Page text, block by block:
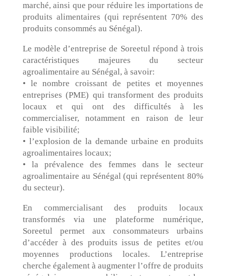
marché, ainsi que pour réduire les importations de
produits alimentaires (qui représentent 70% des
produits consommés au Sénégal).
Le modèle d’entreprise de Soreetul répond à trois
caractéristiques majeures du secteur
agroalimentaire au Sénégal, à savoir:
• le nombre croissant de petites et moyennes
entreprises (PME) qui transforment des produits
locaux et qui ont des difficultés à les
commercialiser, notamment en raison de leur
faible visibilité;
• l’explosion de la demande urbaine en produits
agroalimentaires locaux;
• la prévalence des femmes dans le secteur
agroalimentaire au Sénégal (qui représentent 80%
du secteur).
En commercialisant des produits locaux
transformés via une plateforme numérique,
Soreetul permet aux consommateurs urbains
d’accéder à des produits issus de petites et/ou
moyennes productions locales. L’entreprise
cherche également à augmenter l’offre de produits